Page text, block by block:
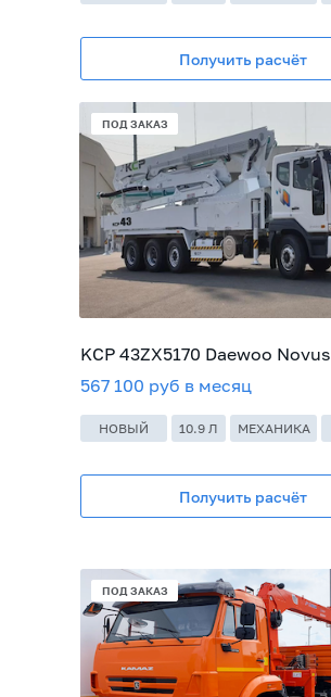
Получить расчёт
KCP 43ZX5170 Daewoo Novus
567 100 руб в месяц
10.9 Л МЕХАНИКА
НОВЫЙ
Получить расчёт
В НАЛИЧИИ
В НАЛИЧИИ
ПОД ЗАКАЗ
ПОД ЗАКАЗ
ПОД ЗАКАЗ